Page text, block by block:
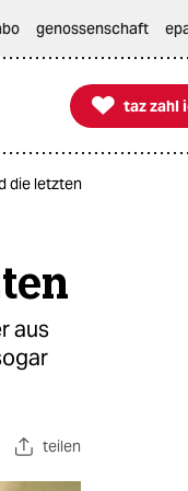
genossenschaft

taz zahl ich
taz zahl
die letzten
aus
teilen